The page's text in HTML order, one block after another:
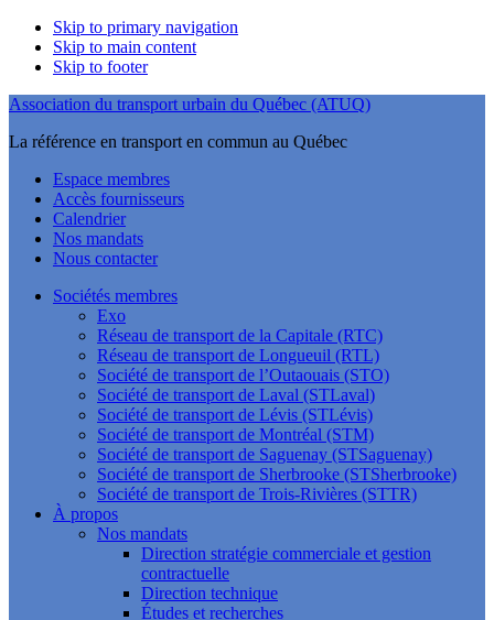
Skip to primary navigation
Skip to main content
Skip to footer
Association du transport urbain du Québec (ATUQ)
La référence en transport en commun au Québec
Espace membres
Accès fournisseurs
Calendrier
Nos mandats
Nous contacter
Sociétés membres
Exo
Réseau de transport de la Capitale (RTC)
Réseau de transport de Longueuil (RTL)
Société de transport de l’Outaouais (STO)
Société de transport de Laval (STLaval)
Société de transport de Lévis (STLévis)
Société de transport de Montréal (STM)
Société de transport de Saguenay (STSaguenay)
Société de transport de Sherbrooke (STSherbrooke)
Société de transport de Trois-Rivières (STTR)
À propos
Nos mandats
Direction stratégie commerciale et gestion
contractuelle
Direction technique
Études et recherches